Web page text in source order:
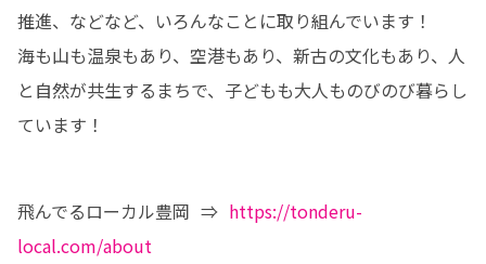
推進、などなど、いろんなことに取り組んでいます！
海も山も温泉もあり、空港もあり、新古の文化もあり、人
と自然が共生するまちで、子どもも大人ものびのび暮らし
ています！
飛んでるローカル豊岡  ⇒ https://tonderu-
local.com/about